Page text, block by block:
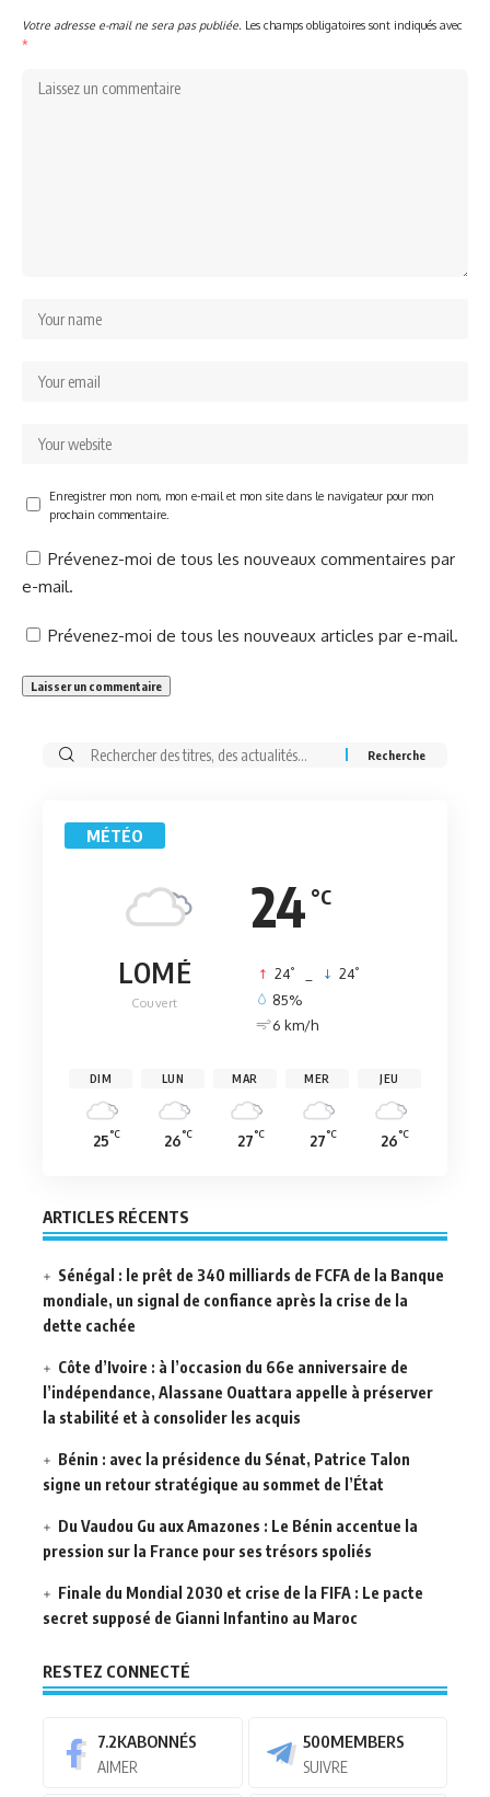
Votre adresse e-mail ne sera pas publiée. Les champs obligatoires sont indiqués avec
*
Enregistrer mon nom, mon e-mail et mon site dans le navigateur pour mon
prochain commentaire.
Prévenez-moi de tous les nouveaux commentaires par
e-mail.
Prévenez-moi de tous les nouveaux articles par e-mail.
Rechercher:
MÉTÉO
24 °C
LOMÉ
Couvert
24° 24°
85%
6 km/h
DIM
25°C
LUN
26°C
MAR
27°C
MER
27°C
JEU
26°C
ARTICLES RÉCENTS
Sénégal : le prêt de 340 milliards de FCFA de la Banque
mondiale, un signal de confiance après la crise de la
dette cachée
Côte d’Ivoire : à l’occasion du 66e anniversaire de
l’indépendance, Alassane Ouattara appelle à préserver
la stabilité et à consolider les acquis
Bénin : avec la présidence du Sénat, Patrice Talon
signe un retour stratégique au sommet de l’État
Du Vaudou Gu aux Amazones : Le Bénin accentue la
pression sur la France pour ses trésors spoliés
Finale du Mondial 2030 et crise de la FIFA : Le pacte
secret supposé de Gianni Infantino au Maroc
RESTEZ CONNECTÉ
7.2KABONNÉS
AIMER
500MEMBERS
SUIVRE